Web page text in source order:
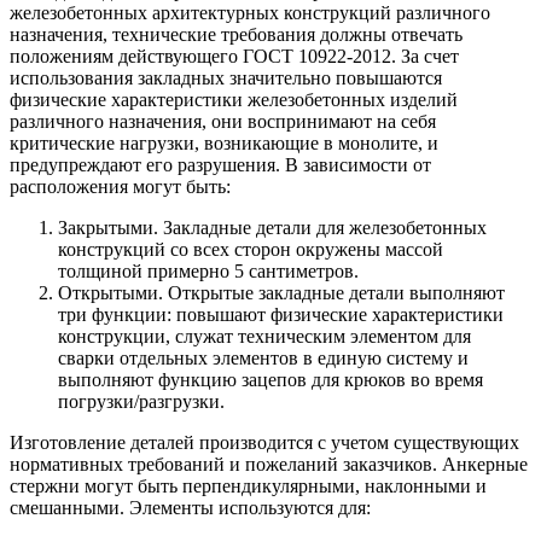
железобетонных архитектурных конструкций различного
назначения, технические требования должны отвечать
положениям действующего ГОСТ 10922-2012. За счет
использования закладных значительно повышаются
физические характеристики железобетонных изделий
различного назначения, они воспринимают на себя
критические нагрузки, возникающие в монолите, и
предупреждают его разрушения. В зависимости от
расположения могут быть:
Закрытыми. Закладные детали для железобетонных
конструкций со всех сторон окружены массой
толщиной примерно 5 сантиметров.
Открытыми. Открытые закладные детали выполняют
три функции: повышают физические характеристики
конструкции, служат техническим элементом для
сварки отдельных элементов в единую систему и
выполняют функцию зацепов для крюков во время
погрузки/разгрузки.
Изготовление деталей производится с учетом существующих
нормативных требований и пожеланий заказчиков. Анкерные
стержни могут быть перпендикулярными, наклонными и
смешанными. Элементы используются для: